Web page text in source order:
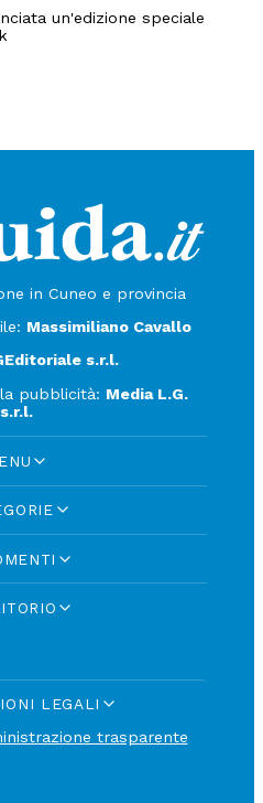
un'edizione speciale
in Cuneo e provincia
Massimiliano Cavallo
s.r.l.
pubblicità: Media L.G.
s.r.l.
LEGALI
trasparente